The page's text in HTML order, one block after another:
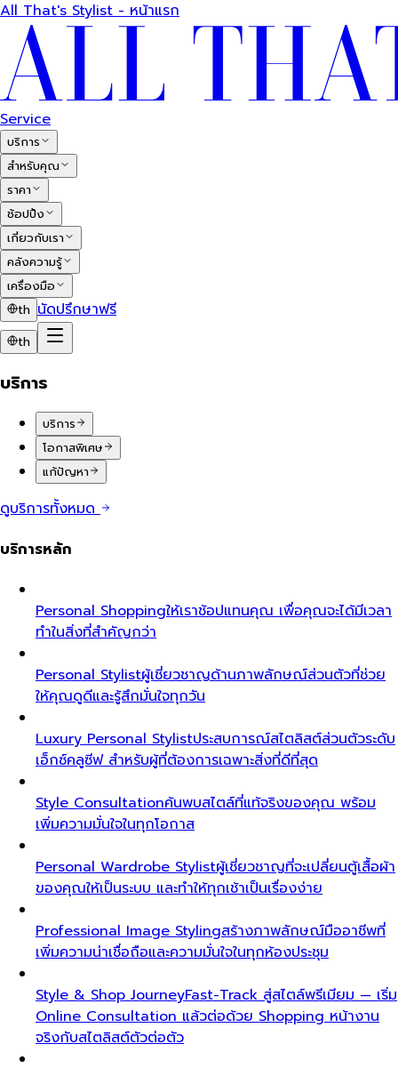
All That's Stylist - หน้าแรก
Service
บริการ
สำหรับคุณ
ราคา
ช้อปปิ้ง
เกี่ยวกับเรา
คลังความรู้
เครื่องมือ
th นัดปรึกษาฟรี
th
บริการ
บริการ
โอกาสพิเศษ
แก้ปัญหา
ดูบริการทั้งหมด
บริการหลัก
Personal Shoppingให้เราช้อปแทนคุณ เพื่อคุณจะได้มีเวลา
ทำในสิ่งที่สำคัญกว่า
Personal Stylistผู้เชี่ยวชาญด้านภาพลักษณ์ส่วนตัวที่ช่วย
ให้คุณดูดีและรู้สึกมั่นใจทุกวัน
Luxury Personal Stylistประสบการณ์สไตลิสต์ส่วนตัวระดับ
เอ็กซ์คลูซีฟ สำหรับผู้ที่ต้องการเฉพาะสิ่งที่ดีที่สุด
Style Consultationค้นพบสไตล์ที่แท้จริงของคุณ พร้อม
เพิ่มความมั่นใจในทุกโอกาส
Personal Wardrobe Stylistผู้เชี่ยวชาญที่จะเปลี่ยนตู้เสื้อผ้า
ของคุณให้เป็นระบบ และทำให้ทุกเช้าเป็นเรื่องง่าย
Professional Image Stylingสร้างภาพลักษณ์มืออาชีพที่
เพิ่มความน่าเชื่อถือและความมั่นใจในทุกห้องประชุม
Style & Shop JourneyFast-Track สู่สไตล์พรีเมียม — เริ่ม
Online Consultation แล้วต่อด้วย Shopping หน้างาน
จริงกับสไตลิสต์ตัวต่อตัว